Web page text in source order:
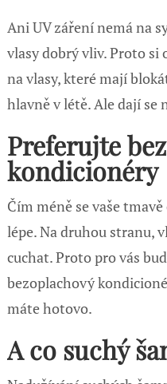
Ani UV záření nemá na
vlasy dobrý vliv. Proto si
na vlasy, které mají
hlavně v létě. Ale dají se
Preferujte
kondicionéry
Čím méně se vaše
lépe. Na druhou stranu,
cuchat. Proto pro vás
bezoplachový
máte hotovo.
A co suchý